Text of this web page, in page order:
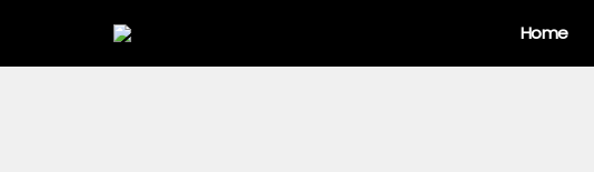
Home